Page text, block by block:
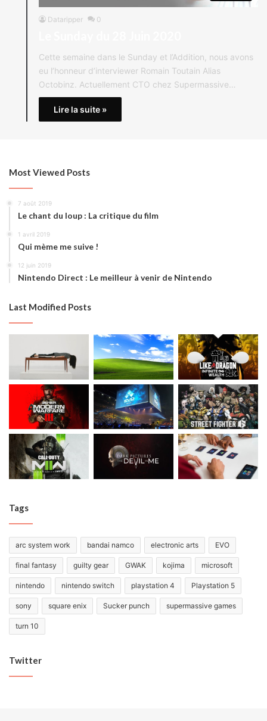
Dataripper 0
Cette semaine dans le Sunday et l’Addition, nous avons
eu l’honneur d’interviewer Romain Toutain Alias
Octobinz. Actuellement CTO chez Supermassive…
Lire la suite »
Most Viewed Posts
7 août 2019
Le chant du loup : La critique du film
1 avril 2019
Qui mème me suive !
12 juin 2019
Nintendo Direct : Le meilleur à venir de Nintendo
Last Modified Posts
Tags
arc system work bandai namco electronic arts EVO
final fantasy guilty gear GWAK kojima microsoft
nintendo nintendo switch playstation 4 Playstation 5
sony square enix Sucker punch supermassive games
turn 10
Twitter